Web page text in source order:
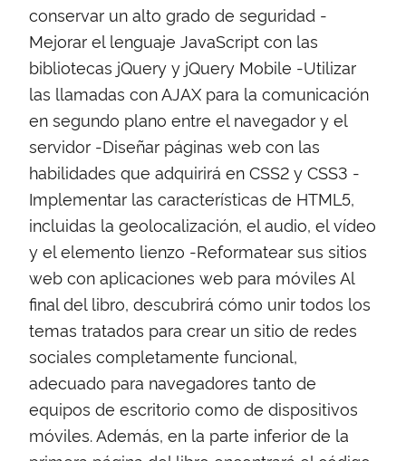
conservar un alto grado de seguridad -
Mejorar el lenguaje JavaScript con las
bibliotecas jQuery y jQuery Mobile -Utilizar
las llamadas con AJAX para la comunicación
en segundo plano entre el navegador y el
servidor -Diseñar páginas web con las
habilidades que adquirirá en CSS2 y CSS3 -
Implementar las características de HTML5,
incluidas la geolocalización, el audio, el vídeo
y el elemento lienzo -Reformatear sus sitios
web con aplicaciones web para móviles Al
final del libro, descubrirá cómo unir todos los
temas tratados para crear un sitio de redes
sociales completamente funcional,
adecuado para navegadores tanto de
equipos de escritorio como de dispositivos
móviles. Además, en la parte inferior de la